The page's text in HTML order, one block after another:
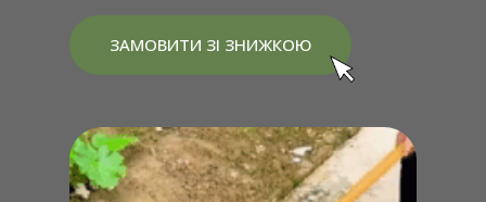
ЗАМОВИТИ ЗІ ЗНИЖКОЮ